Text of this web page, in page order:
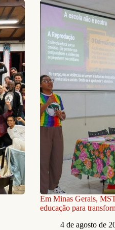
Em Minas Gerais,
educação para
4 de agosto de